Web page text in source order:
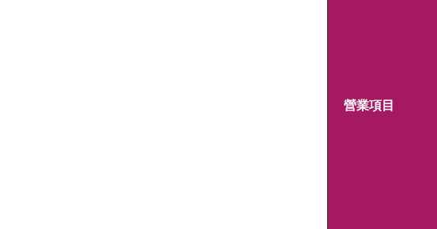
營業項目